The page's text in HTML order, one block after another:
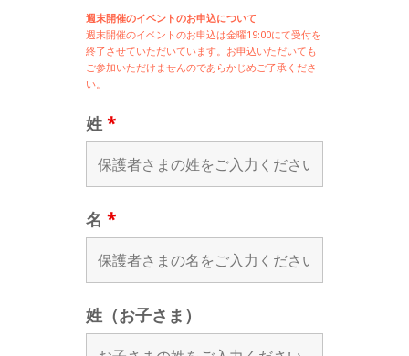
週末開催のイベントのお申込について
週末開催のイベントのお申込は金曜19:00にて受付を
終了させていただいています。お申込いただいても
ご参加いただけませんのであらかじめご了承くださ
い。
姓 *
名 *
姓（お子さま）